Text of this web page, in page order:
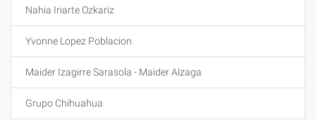
Nahia Iriarte Ozkariz
Yvonne Lopez Poblacion
Maider Izagirre Sarasola - Maider Alzaga
Grupo Chihuahua